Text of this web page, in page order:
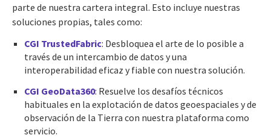
parte de nuestra cartera integral. Esto incluye nuestras
soluciones propias, tales como:
CGI TrustedFabric: Desbloquea el arte de lo posible a
través de un intercambio de datos y una
interoperabilidad eficaz y fiable con nuestra solución.
CGI GeoData360: Resuelve los desafíos técnicos
habituales en la explotación de datos geoespaciales y de
observación de la Tierra con nuestra plataforma como
servicio.